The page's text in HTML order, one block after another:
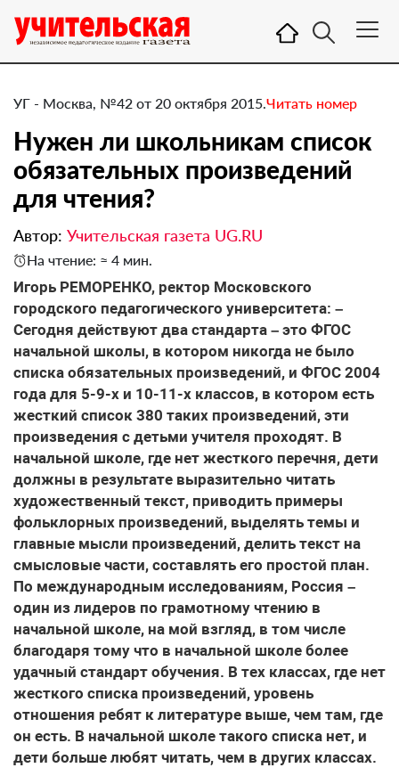
УГ - Москва, №42 от 20 октября 2015.Читать номер
Нужен ли школьникам список
обязательных произведений
для чтения?
Автор: Учительская газета UG.RU
На чтение: ≈ 4 мин.
​Игорь РЕМОРЕНКО, ректор Московского
городского педагогического университета: –
Сегодня действуют два стандарта – это ФГОС
начальной школы, в котором никогда не было
списка обязательных произведений, и ФГОС 2004
года для 5-9-х и 10-11-х классов, в котором есть
жесткий список 380 таких произведений, эти
произведения с детьми учителя проходят. В
начальной школе, где нет жесткого перечня, дети
должны в результате выразительно читать
художественный текст, приводить примеры
фольклорных произведений, выделять темы и
главные мысли произведений, делить текст на
смысловые части, составлять его простой план.
По международным исследованиям, Россия –
один из лидеров по грамотному чтению в
начальной школе, на мой взгляд, в том числе
благодаря тому что в начальной школе более
удачный стандарт обучения. В тех классах, где нет
жесткого списка произведений, уровень
отношения ребят к литературе выше, чем там, где
он есть. В начальной школе такого списка нет, и
дети больше любят читать, чем в других классах.